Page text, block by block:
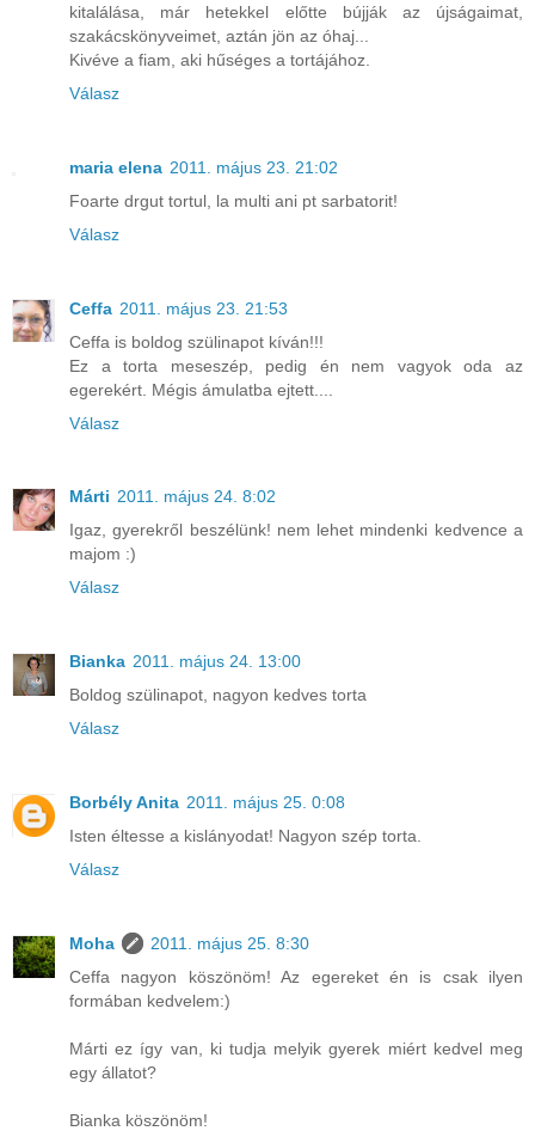
kitalálása, már hetekkel előtte bújják az újságaimat,
szakácskönyveimet, aztán jön az óhaj...
Kivéve a fiam, aki hűséges a tortájához.
Válasz
maria elena 2011. május 23. 21:02
Foarte drgut tortul, la multi ani pt sarbatorit!
Válasz
Ceffa 2011. május 23. 21:53
Ceffa is boldog szülinapot kíván!!!
Ez a torta meseszép, pedig én nem vagyok oda az
egerekért. Mégis ámulatba ejtett....
Válasz
Márti 2011. május 24. 8:02
Igaz, gyerekről beszélünk! nem lehet mindenki kedvence a
majom :)
Válasz
Bianka 2011. május 24. 13:00
Boldog szülinapot, nagyon kedves torta
Válasz
Borbély Anita 2011. május 25. 0:08
Isten éltesse a kislányodat! Nagyon szép torta.
Válasz
Moha
2011. május 25. 8:30
Ceffa nagyon köszönöm! Az egereket én is csak ilyen
formában kedvelem:)
Márti ez így van, ki tudja melyik gyerek miért kedvel meg
egy állatot?
Bianka köszönöm!